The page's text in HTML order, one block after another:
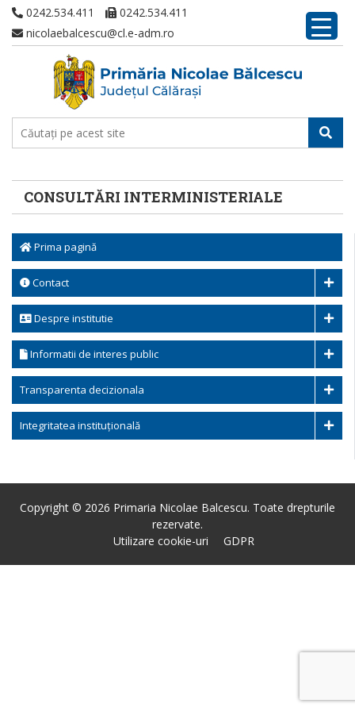
0242.534.411
0242.534.411
nicolaebalcescu@cl.e-adm.ro
CONSULTĂRI INTERMINISTERIALE
Prima pagină
Contact
Despre institutie
Informatii de interes public
Transparenta decizionala
Integritatea instituțională
Copyright © 2026 Primaria Nicolae Balcescu. Toate drepturile
rezervate.
Utilizare cookie-uri
GDPR